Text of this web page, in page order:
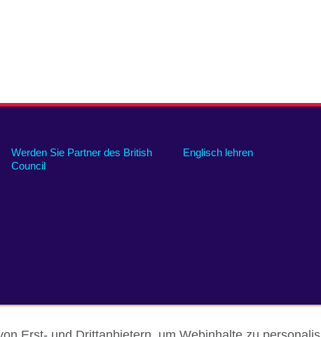
Werden Sie Partner des British
Council
Englisch lehren